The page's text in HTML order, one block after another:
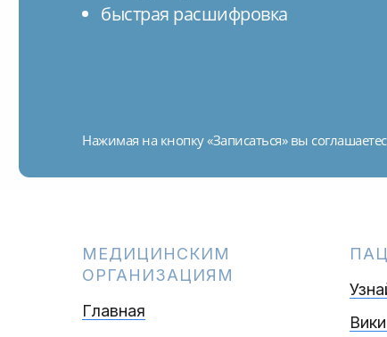
быстрая расшифровка
Нажимая на кнопку «Записаться» вы
МЕДИЦИНСКИМ
ОРГАНИЗАЦИЯМ
Главная